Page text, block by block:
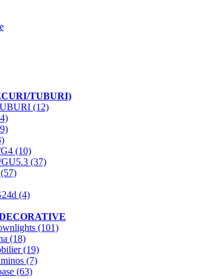
TUBURI)
(12)
(10)
(37)
(57)
(4)
(101)
(18)
(19)
(7)
(63)